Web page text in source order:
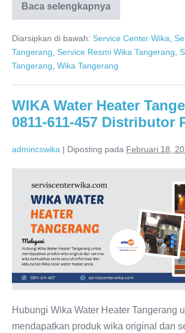
Baca selengkapnya
Service
Resmi
Tangerang
0811-
611-
457
Diarsipkan di bawah: Service Center Wika
Tangerang
Service Resmi Wika Tangerang
Tangerang Wika Tangerang
WIKA Water Heater
0811-611-457 Distributor
admincswika | Diposting pada Februari 18,
Heater
Tangerang
0811-
611-
457
Distributor
Resmi
Hubungi Wika Water Heater Tangerang
mendapatkan produk wika original dan